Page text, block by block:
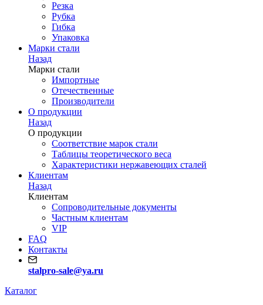
Резка
Рубка
Гибка
Упаковка
Марки стали
Назад
Марки стали
Импортные
Отечественные
Производители
О продукции
Назад
О продукции
Соответствие марок стали
Таблицы теоретического веса
Характеристики нержавеющих сталей
Клиентам
Назад
Клиентам
Сопроводительные документы
Частным клиентам
VIP
FAQ
Контакты
stalpro-sale@ya.ru
Каталог